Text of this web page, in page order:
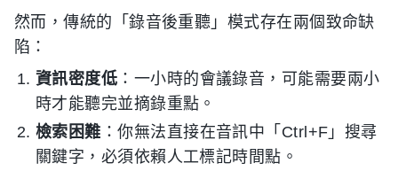
然而，傳統的「錄音後重聽」模式存在兩個致命缺
陷：
資訊密度低 ：一小時的會議錄音，可能需要兩小
時才能聽完並摘錄重點。
檢索困難 ：你無法直接在音訊中「Ctrl+F」搜尋
關鍵字，必須依賴人工標記時間點。